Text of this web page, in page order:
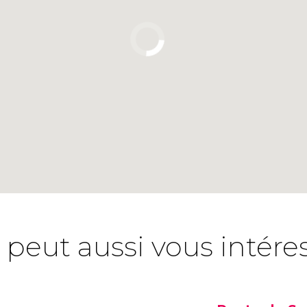
peut aussi vous